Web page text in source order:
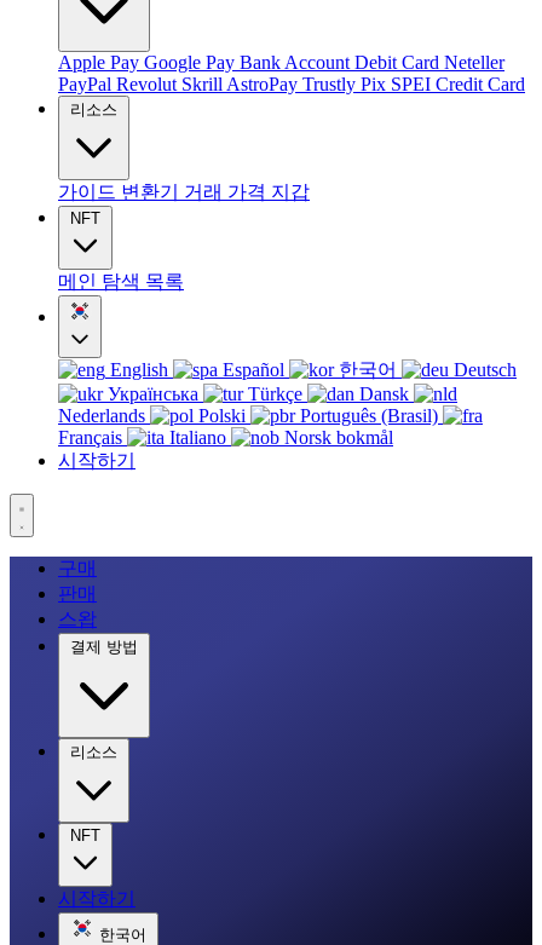
Apple Pay Google Pay Bank Account Debit Card Neteller
PayPal Revolut Skrill AstroPay Trustly Pix SPEI Credit Card
리소스
가이드 변환기 거래 가격 지갑
NFT
메인 탐색 목록
English Español 한국어
Deutsch
Українська
Türkçe
Dansk
Nederlands
Polski
Português (Brasil)
Français
Italiano
Norsk bokmål
시작하기
구매
판매
스왑
결제 방법
리소스
NFT
시작하기
한국어